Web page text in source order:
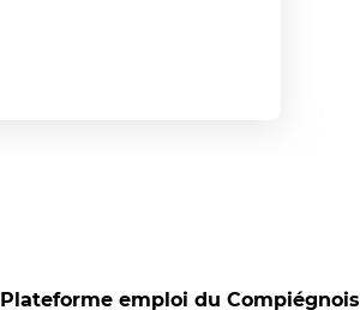
Plateforme emploi du Compiégnois